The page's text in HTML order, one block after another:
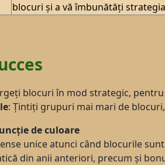
blocuri și a vă îmbunătăți
blocuri în mod strategic,
: Țintiți grupuri mai mari de
de culoare
unice atunci când blocurile
din anii anteriori, precum și